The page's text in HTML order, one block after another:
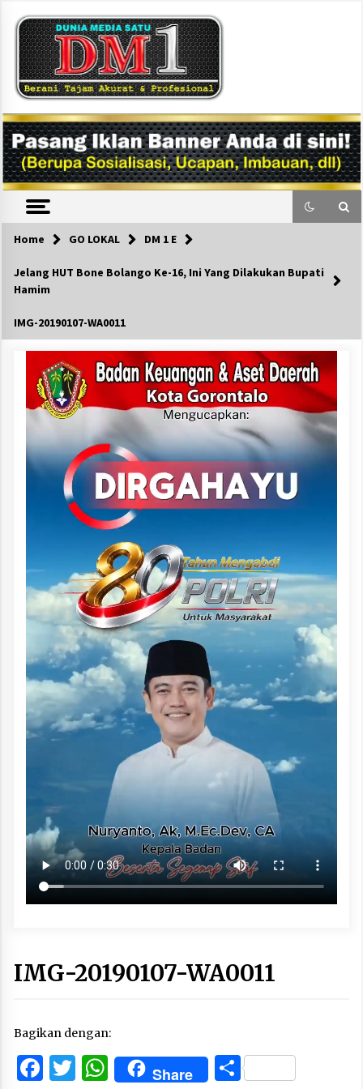
content
DM1
Home GO LOKAL DM 1 E
Jelang HUT Bone Bolango Ke-16, Ini Yang Dilakukan Bupati
Hamim
IMG-20190107-WA0011
IMG-20190107-WA0011
Bagikan dengan:
Facebook
Twitter
WhatsApp
Share Share